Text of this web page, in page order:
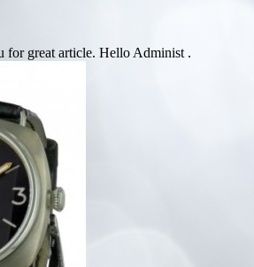
for great article. Hello Administ .